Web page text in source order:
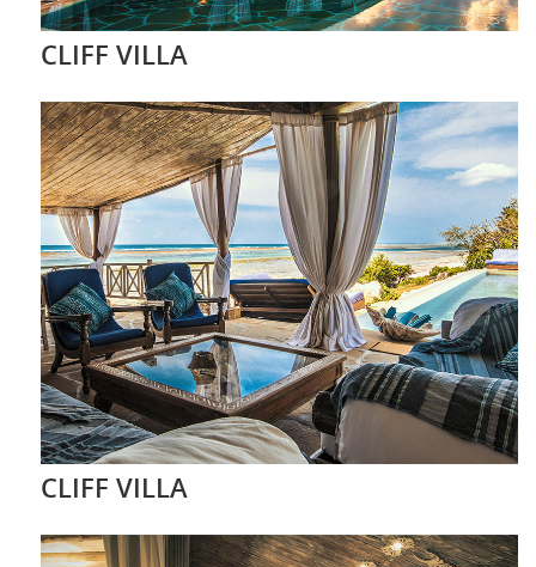
CLIFF VILLA
CLIFF VILLA